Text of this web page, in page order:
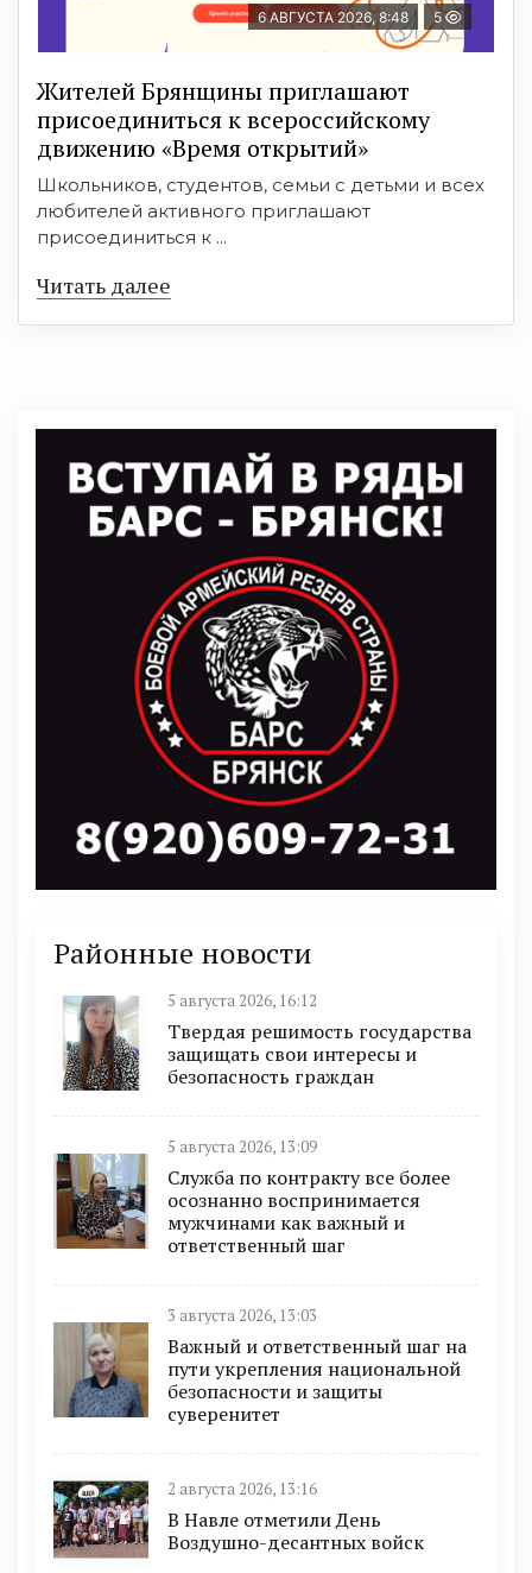
6 АВГУСТА 2026, 8:48 5
Жителей Брянщины приглашают
присоединиться к всероссийскому
движению «Время открытий»
Школьников, студентов, семьи с детьми и всех
любителей активного приглашают
присоединиться к ...
Читать далее
Районные новости
5 августа 2026, 16:12
Твердая решимость государства
защищать свои интересы и
безопасность граждан
5 августа 2026, 13:09
Служба по контракту все более
осознанно воспринимается
мужчинами как важный и
ответственный шаг
3 августа 2026, 13:03
Важный и ответственный шаг на
пути укрепления национальной
безопасности и защиты
суверенитет
2 августа 2026, 13:16
В Навле отметили День
Воздушно-десантных войск